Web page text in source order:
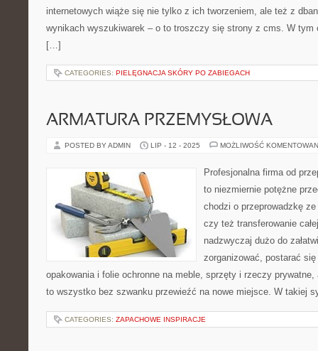
internetowych wiąże się nie tylko z ich tworzeniem, ale też z
wynikach wyszukiwarek – o to troszczy się strony z cms. W tym
[…]
CATEGORIES: PIELĘGNACJA SKÓRY PO ZABIEGACH
ARMATURA PRZEMYSŁOWA
POSTED BY ADMIN LIP - 12 - 2025 MOŻLIWOŚĆ
Profesjonalna firma od
to niezmiernie potężne
chodzi o przeprowadzkę
czy też transferowanie
nadzwyczaj dużo do
zorganizować, postarać się
opakowania i folie ochronne na meble, sprzęty i rzeczy
to wszystko bez szwanku przewieźć na nowe miejsce. W takiej
CATEGORIES: ZAPACHOWE INSPIRACJE